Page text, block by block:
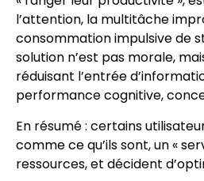
l’attention, la multitâche
consommation impulsive de
solution n’est pas morale,
réduisant l’entrée
performance cognitive,
En résumé : certains
comme ce qu’ils sont, un «
ressources, et décident